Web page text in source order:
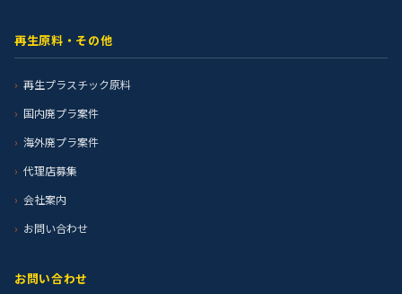
再生原料・その他
再生プラスチック原料
国内廃プラ案件
海外廃プラ案件
代理店募集
会社案内
お問い合わせ
お問い合わせ